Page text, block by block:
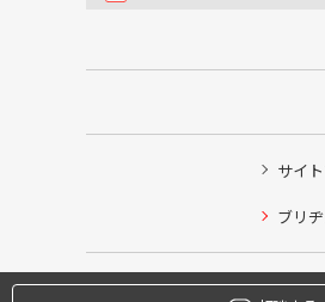
サイ
ブリ
タイヤ点検・安全点検/タ
クローク契約会員専用タ
本日のタイヤ履き替え順番